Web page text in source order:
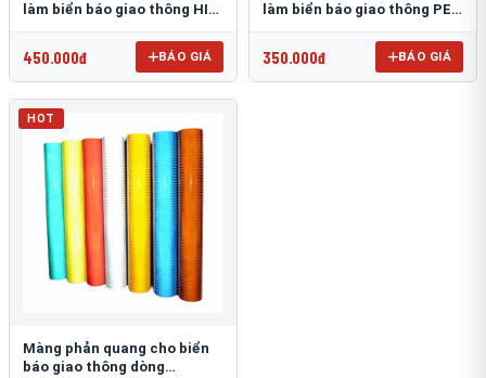
làm biển báo giao thông HIP
450.000đ BÁO GIÁ
làm biển báo giao thông PEG
350.000đ BÁO GIÁ
HOT
Màng phản quang cho biển
báo giao thông dòng